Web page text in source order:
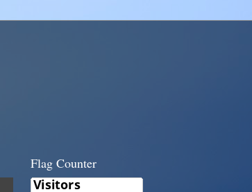
Flag Counter